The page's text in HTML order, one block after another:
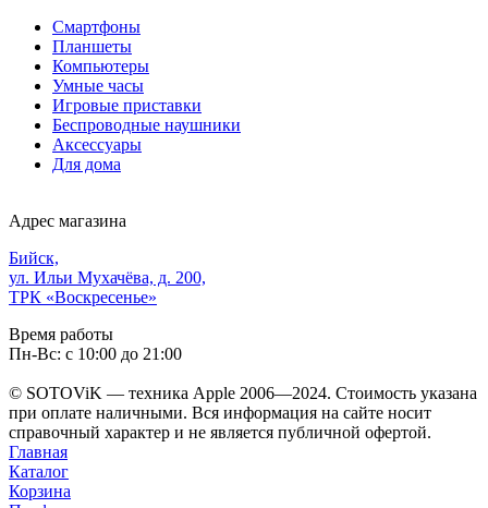
Смартфоны
Планшеты
Компьютеры
Умные часы
Игровые приставки
Беспроводные наушники
Аксессуары
Для дома
Адрес магазина
Бийск,
ул. Ильи Мухачёва, д. 200,
ТРК «Воскресенье»
Время работы
Пн-Вс: с 10:00 до 21:00
© SOTOViK — техника Apple 2006—2024. Стоимость указана
при оплате наличными. Вся информация на сайте носит
справочный характер и не является публичной офертой.
Главная
Каталог
Корзина